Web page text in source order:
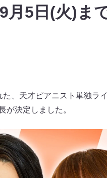
月5日(火)ま
、天才ピアニスト単独ラ
が決定しました。